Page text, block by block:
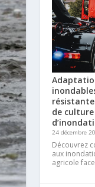
de
24 décembre
Découvrez
aux
agricole